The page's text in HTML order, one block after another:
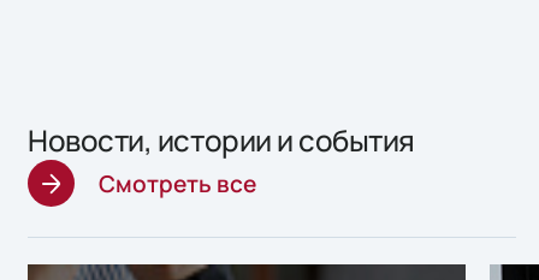
Новости, истории и события
Смотреть все